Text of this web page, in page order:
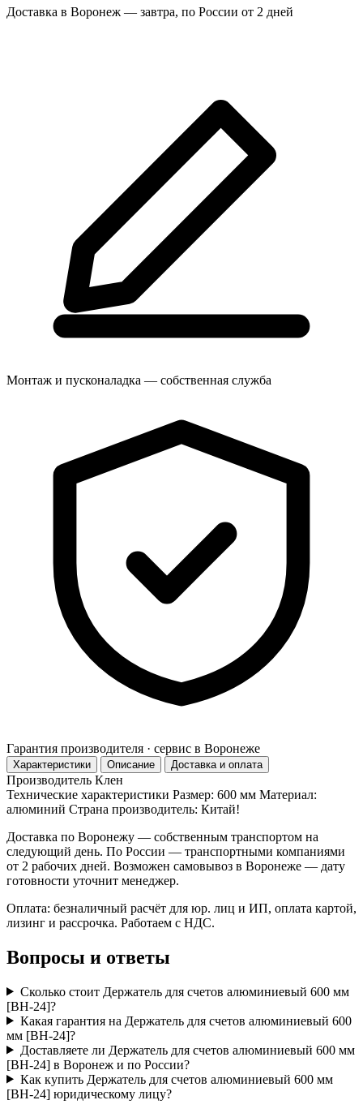
Доставка в Воронеж — завтра, по России от 2 дней
Монтаж и пусконаладка — собственная служба
Гарантия производителя · сервис в Воронеже
Характеристики Описание Доставка и оплата
Производитель Клен
Технические характеристики Размер: 600 мм Материал:
алюминий Страна производитель: Китай!
Доставка по Воронежу — собственным транспортом на
следующий день. По России — транспортными компаниями
от 2 рабочих дней. Возможен самовывоз в Воронеже — дату
готовности уточнит менеджер.
Оплата: безналичный расчёт для юр. лиц и ИП, оплата картой,
лизинг и рассрочка. Работаем с НДС.
Вопросы и ответы
Сколько стоит Держатель для счетов алюминиевый 600 мм
[BH-24]?
Какая гарантия на Держатель для счетов алюминиевый 600
мм [BH-24]?
Доставляете ли Держатель для счетов алюминиевый 600 мм
[BH-24] в Воронеж и по России?
Как купить Держатель для счетов алюминиевый 600 мм
[BH-24] юридическому лицу?